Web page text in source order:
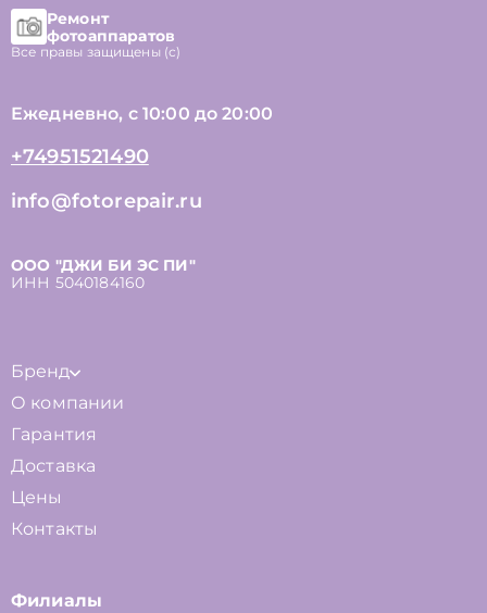
Ремонт
фотоаппаратов
Все правы защищены (с)
Ежедневно, с 10:00 до 20:00
+74951521490
info@fotorepair.ru
ООО "ДЖИ БИ ЭС ПИ"
ИНН 5040184160
Бренд
О компании
Гарантия
Доставка
Цены
Контакты
Филиалы